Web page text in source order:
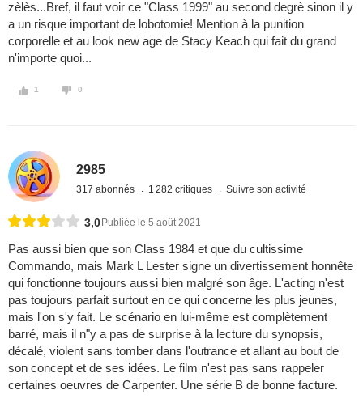
zèlès...Bref, il faut voir ce "Class 1999" au second degrè sinon il y
a un risque important de lobotomie! Mention à la punition
corporelle et au look new age de Stacy Keach qui fait du grand
n'importe quoi...
1 0
2985
317 abonnés 1 282 critiques Suivre son activité
3,0 Publiée le 5 août 2021
Pas aussi bien que son Class 1984 et que du cultissime
Commando, mais Mark L Lester signe un divertissement honnête
qui fonctionne toujours aussi bien malgré son âge. L'acting n'est
pas toujours parfait surtout en ce qui concerne les plus jeunes,
mais l'on s'y fait. Le scénario en lui-même est complètement
barré, mais il n"y a pas de surprise à la lecture du synopsis,
décalé, violent sans tomber dans l'outrance et allant au bout de
son concept et de ses idées. Le film n'est pas sans rappeler
certaines oeuvres de Carpenter. Une série B de bonne facture.